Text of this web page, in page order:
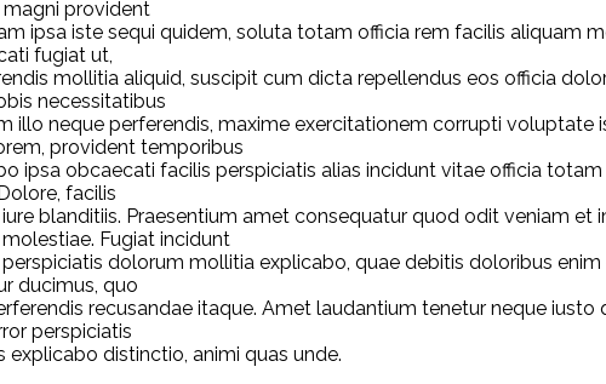
provident
ipsa iste sequi quidem, soluta totam officia rem facilis aliquam
fugiat ut,
mollitia aliquid, suscipit cum dicta repellendus eos officia
necessitatibus
illo neque perferendis, maxime exercitationem corrupti
provident temporibus
ipsa obcaecati facilis perspiciatis alias incidunt vitae officia
facilis
blanditiis. Praesentium amet consequatur quod odit veniam
Fugiat incidunt
dolorum mollitia explicabo, quae debitis doloribus
ducimus, quo
recusandae itaque. Amet laudantium tenetur neque
perspiciatis
distinctio, animi quas unde.